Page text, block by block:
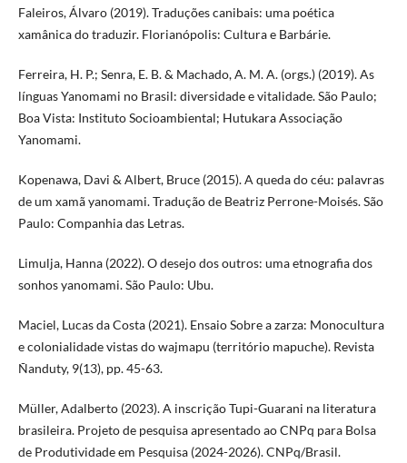
Faleiros, Álvaro (2019). Traduções canibais: uma poética
xamânica do traduzir. Florianópolis: Cultura e Barbárie.
Ferreira, H. P.; Senra, E. B. & Machado, A. M. A. (orgs.) (2019). As
línguas Yanomami no Brasil: diversidade e vitalidade. São Paulo;
Boa Vista: Instituto Socioambiental; Hutukara Associação
Yanomami.
Kopenawa, Davi & Albert, Bruce (2015). A queda do céu: palavras
de um xamã yanomami. Tradução de Beatriz Perrone-Moisés. São
Paulo: Companhia das Letras.
Limulja, Hanna (2022). O desejo dos outros: uma etnografia dos
sonhos yanomami. São Paulo: Ubu.
Maciel, Lucas da Costa (2021). Ensaio Sobre a zarza: Monocultura
e colonialidade vistas do wajmapu (território mapuche). Revista
Ñanduty, 9(13), pp. 45-63.
Müller, Adalberto (2023). A inscrição Tupi-Guarani na literatura
brasileira. Projeto de pesquisa apresentado ao CNPq para Bolsa
de Produtividade em Pesquisa (2024-2026). CNPq/Brasil.